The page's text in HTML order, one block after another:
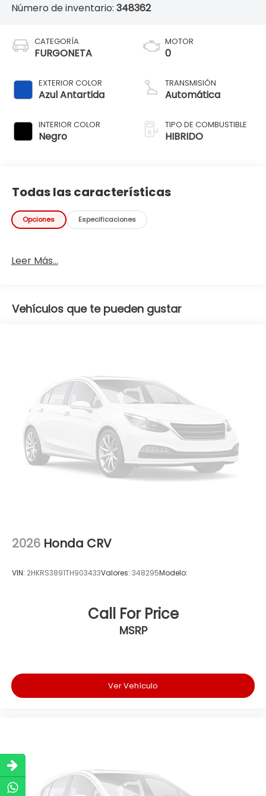
Número de inventario: 348362
CATEGORÍA
FURGONETA
EXTERIOR COLOR
Azul Antartida
INTERIOR COLOR
Negro
MOTOR
0
TRANSMISIÓN
Automática
TIPO DE COMBUSTIBLE
HIBRIDO
Todas las características
Opciones Especificaciones
Leer Más...
Vehículos que te pueden gustar
2026 Honda CRV
VIN: 2HKRS3891TH903433Valores: 348295Modelo:
Call For Price
MSRP
Ver Vehículo